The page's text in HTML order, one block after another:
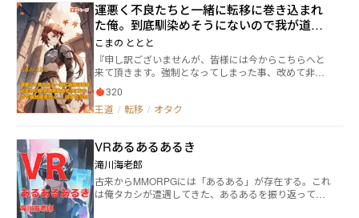
子に恋をしていた。私のはじめてのアタック、はじめ
ての恋の行方は？ ◇数年前に書いた作品なので今の文
章より拙いです。野いちご、エブリスタにて同作品掲
載中。
運悪く不良たちと一緒に転移に巻き込まれ
た俺。到底馴染めそうにないので我が道を
行く……はずだった
こまの ととと
『申し訳ございませんが、皆様には今からこちらへと
来て頂きます。強制となってしまった事、改めて非礼
申し上げます』 ある日、教室中に響いた声だ。
……この言い方には語弊があった。 正確には、頭の
中に響いた声だ。何故なら、耳から聞こえて来た感覚
確かにこういうものなのかも知れない。 問題はいく
つかあるが、最大の問題は……俺はただその教室近く
の廊下を歩いていただけという事だ。
320
王道 / 転移 / オタク
VRあるあるあるき
滝川海老郎
古来からMMORPGには「あるある」が存在する。これ
は俺タカシが遭遇してきた、あるあるを振り返って書